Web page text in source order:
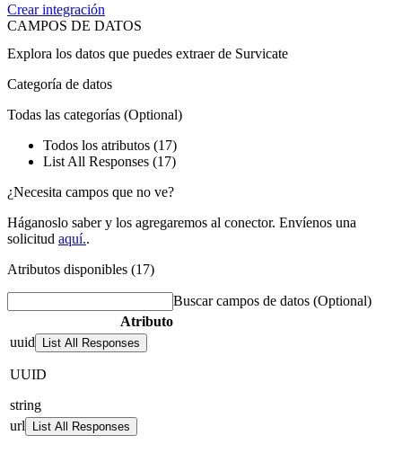
Crear integración
CAMPOS DE DATOS
Explora los datos que puedes extraer de Survicate
Categoría de datos
Todas las categorías (Optional)
Todos los atributos (17)
List All Responses (17)
¿Necesita campos que no ve?
Háganoslo saber y los agregaremos al conector. Envíenos una
solicitud aquí..
Atributos disponibles (17)
Buscar campos de datos (Optional)
Atributo
uuid
List All Responses
UUID
string
url
List All Responses